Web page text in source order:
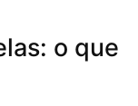
o que